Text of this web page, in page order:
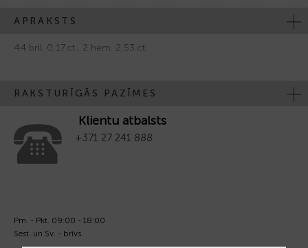
APRAKSTS
44 bril. 0,17.ct., 2 hem. 2,53.ct.
RAKSTURĪGĀS PAZĪMES
Klientu atbalsts
+371 27 241 888
Pm. - Pkt. 09:00 - 18:00
Sest. un Sv. - brīvs.